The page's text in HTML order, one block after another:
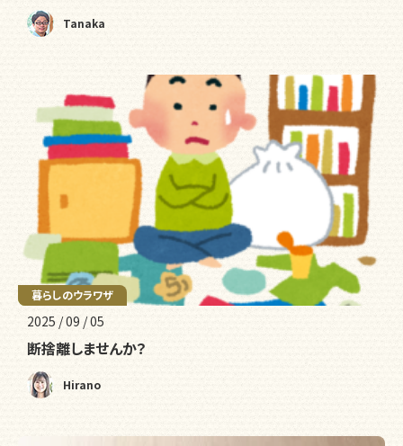
Tanaka
暮らしの様子
暮らしのウラワザ
2025 / 09 / 05
断捨離しませんか？
Hirano